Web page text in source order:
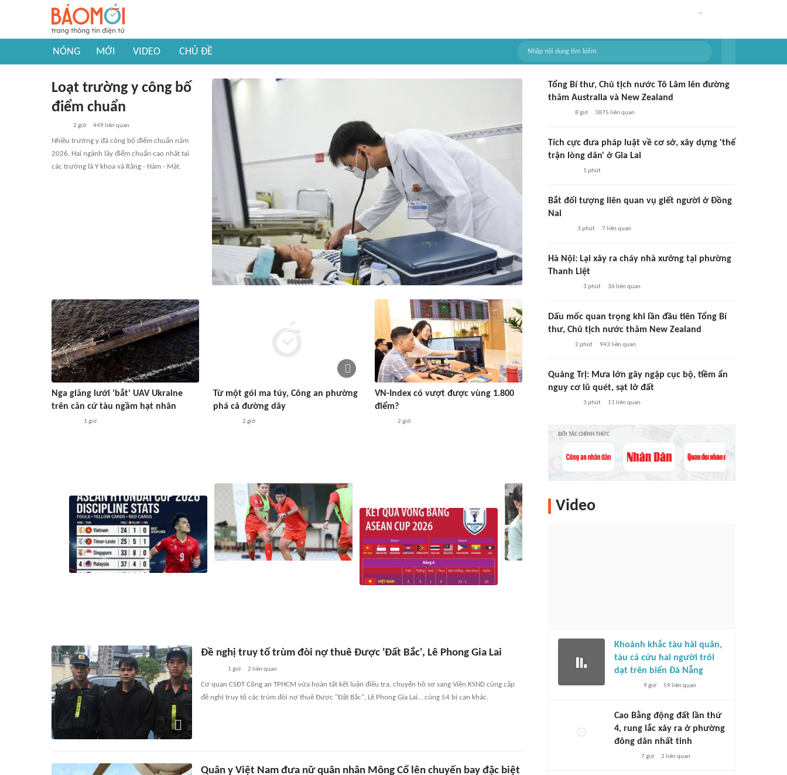
NÓNG MỚI VIDEO CHỦ ĐỀ
Loạt trường y công bố
điểm chuẩn
2 giờ 449 liên quan
Nhiều trường y đã công bố điểm chuẩn năm
2026. Hai ngành lấy điểm chuẩn cao nhất tại
các trường là Y khoa và Răng - Hàm - Mặt.
Nga giăng lưới 'bắt' UAV Ukraine
trên căn cứ tàu ngầm hạt nhân
1 giờ
Từ một gói ma túy, Công an phường
phá cả đường dây
2 giờ
VN-Index có vượt được vùng 1.800
điểm?
2 giờ
Đề nghị truy tố trùm đòi nợ thuê Được 'Đất Bắc', Lê Phong Gia Lai
1 giờ 2 liên quan
Cơ quan CSĐT Công an TPHCM vừa hoàn tất kết luận điều tra, chuyển hồ sơ sang Viện KSND cùng cấp
đề nghị truy tố các trùm đòi nợ thuê Được "Đất Bắc", Lê Phong Gia Lai… cùng 54 bị can khác.
Quân y Việt Nam đưa nữ quân nhân Mông Cổ lên chuyến bay đặc biệt
Tổng Bí thư, Chủ tịch nước Tô Lâm lên đường
thăm Australia và New Zealand
8 giờ 3875 liên quan
Tích cực đưa pháp luật về cơ sở, xây dựng 'thế
trận lòng dân' ở Gia Lai
1 phút
Bắt đối tượng liên quan vụ giết người ở Đồng
Nai
3 phút 7liên quan
Hà Nội: Lại xảy ra cháy nhà xưởng tại phường
Thanh Liệt
3 phút 36 liên quan
Dấu mốc quan trọng khi lần đầu tiên Tổng Bí
thư, Chủ tịch nước thăm New Zealand
2 phút 943 liên quan
Quảng Trị: Mưa lớn gây ngập cục bộ, tiềm ẩn
nguy cơ lũ quét, sạt lở đất
3 phút 11 liên quan
ĐỐI TÁC CHÍNH THỨC
Video
Khoảnh khắc tàu hải quân,
tàu cá cứu hai người trôi
dạt trên biển Đà Nẵng
9 giờ 59 liên quan
Cao Bằng động đất lần thứ
4, rung lắc xảy ra ở phường
đông dân nhất tỉnh
7 giờ 2 liên quan